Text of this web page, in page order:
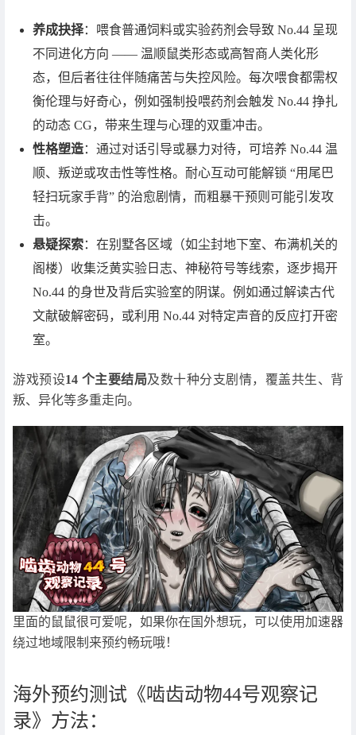
养成抉择：喂食普通饲料或实验药剂会导致 No.44 呈现
不同进化方向 —— 温顺鼠类形态或高智商人类化形
态，但后者往往伴随痛苦与失控风险。每次喂食都需权
衡伦理与好奇心，例如强制投喂药剂会触发 No.44 挣扎
的动态 CG，带来生理与心理的双重冲击。
性格塑造：通过对话引导或暴力对待，可培养 No.44 温
顺、叛逆或攻击性等性格。耐心互动可能解锁 “用尾巴
轻扫玩家手背” 的治愈剧情，而粗暴干预则可能引发攻
击。
悬疑探索：在别墅各区域（如尘封地下室、布满机关的
阁楼）收集泛黄实验日志、神秘符号等线索，逐步揭开
No.44 的身世及背后实验室的阴谋。例如通过解读古代
文献破解密码，或利用 No.44 对特定声音的反应打开密
室。
游戏预设14 个主要结局及数十种分支剧情，覆盖共生、背
叛、异化等多重走向。
里面的鼠鼠很可爱呢，如果你在国外想玩，可以使用加速器
绕过地域限制来预约畅玩哦！
海外预约测试《啮齿动物44号观察记
录》方法：